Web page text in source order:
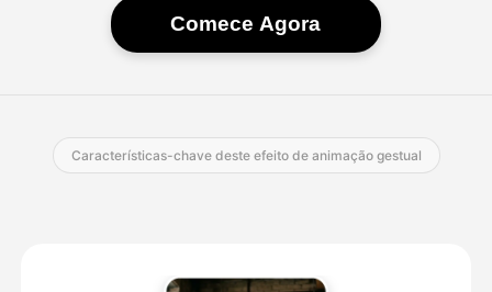
Comece Agora
Características-chave deste efeito de animação gestual